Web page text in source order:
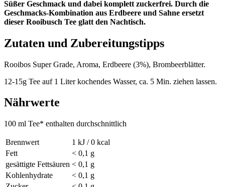
Süßer Geschmack und dabei komplett zuckerfrei. Durch die
Geschmacks-Kombination aus Erdbeere und Sahne ersetzt
dieser Rooibusch Tee glatt den Nachtisch.
Zutaten und Zubereitungstipps
Rooibos Super Grade, Aroma, Erdbeere (3%), Brombeerblätter.
12-15g Tee auf 1 Liter kochendes Wasser, ca. 5 Min. ziehen lassen.
Nährwerte
100 ml Tee* enthalten durchschnittlich
Brennwert
1 kJ / 0 kcal
Fett
< 0,1 g
gesättigte Fettsäuren < 0,1 g
Kohlenhydrate
< 0,1 g